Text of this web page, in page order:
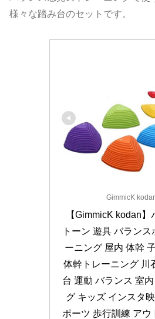
様々な踏み台のセットです。
GimmicK
【GimmicK kodan】
トーン 遊具 バランス
ーニング 屋内 体幹
体幹トレーニング 川
台 運動 バランス 室
グ キッズ インスタ
ポーツ 歩行訓練 アウ